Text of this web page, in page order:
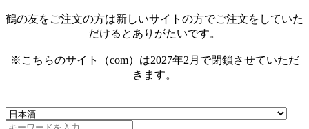
鶴の友をご注文の方は新しいサイトの方でご注文をしていた
だけるとありがたいです。
※こちらのサイト（com）は2027年2月で閉鎖させていただ
きます。